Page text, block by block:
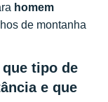
homem
de montanha
que tipo de
e que